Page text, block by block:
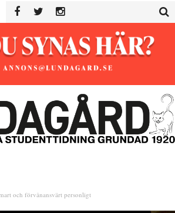
och förvånansvärt personligt